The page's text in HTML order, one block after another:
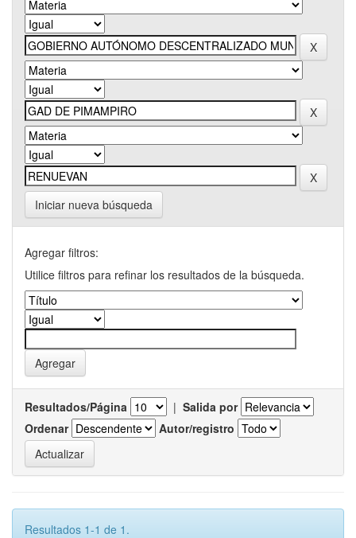
Iniciar nueva búsqueda
Agregar filtros:
Utilice filtros para refinar los resultados de la búsqueda.
Resultados/Página | Salida por
Ordenar
Autor/registro
Resultados 1-1 de 1.